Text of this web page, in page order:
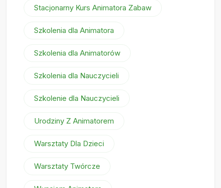
Stacjonarny Kurs Animatora Zabaw
Szkolenia dla Animatora
Szkolenia dla Animatorów
Szkolenia dla Nauczycieli
Szkolenie dla Nauczycieli
Urodziny Z Animatorem
Warsztaty Dla Dzieci
Warsztaty Twórcze